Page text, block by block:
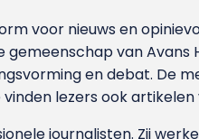
voor nieuws en
gemeenschap van
en debat. De
lezers ook
journalisten. Zij